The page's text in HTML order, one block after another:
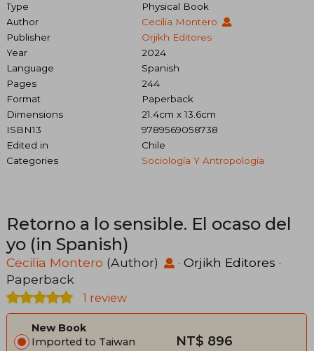
Type
Physical Book
Author
Cecilia Montero
Publisher
Orjikh Editores
Year
2024
Language
Spanish
Pages
244
Format
Paperback
Dimensions
21.4cm x 13.6cm
ISBN13
9789569058738
Edited in
Chile
Categories
Sociología Y Antropología
Retorno a lo sensible. El ocaso del
yo (in Spanish)
Cecilia Montero (Author) · Orjikh Editores ·
Paperback
1 review
New Book
Imported to Taiwan
NT$ 896